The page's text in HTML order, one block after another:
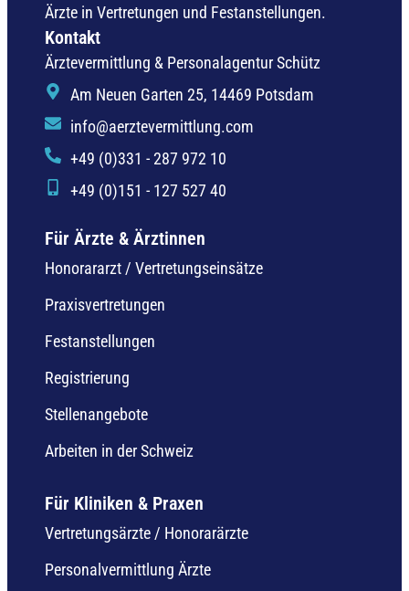
Ärzte in Vertretungen und Festanstellungen.
Für Ärzte & Ärztinnen
Honorararzt / Vertretungseinsätze
Praxisvertretungen
Festanstellungen
Registrierung
Stellenangebote
Arbeiten in der Schweiz
Für Kliniken & Praxen
Vertretungsärzte / Honorarärzte
Personalvermittlung Ärzte
Kontakt
Ärztevermittlung & Personalagentur Schütz
Am Neuen Garten 25, 14469 Potsdam
info@aerztevermittlung.com
+49 (0)331 - 287 972 10
+49 (0)151 - 127 527 40